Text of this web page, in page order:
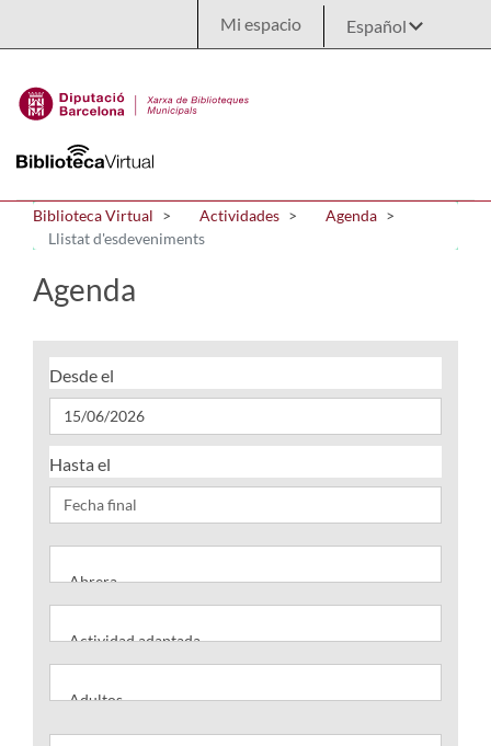
Mi espacio
Biblioteca Virtual Actividades
Agenda
Llistat d'esdeveniments
Agenda
Desde el
Hasta el